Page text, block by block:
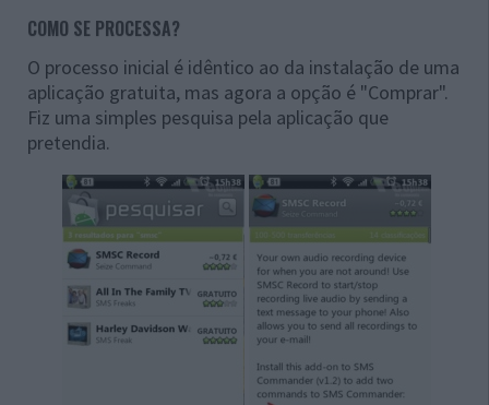
COMO SE PROCESSA?
O processo inicial é idêntico ao da instalação de uma
aplicação gratuita, mas agora a opção é "Comprar".
Fiz uma simples pesquisa pela aplicação que
pretendia.